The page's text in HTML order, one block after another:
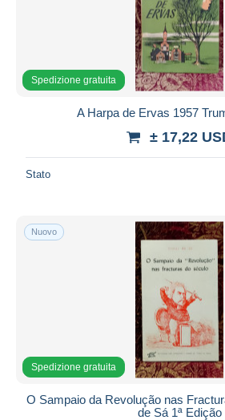
Spedizione gratuita
A Harpa de Ervas 1957
± 17,22
Stato
Nuovo
Spedizione gratuita
O Sampaio da Revolução nas
de Sá 1ª Edição